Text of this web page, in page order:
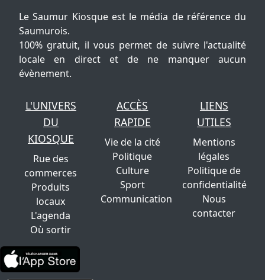
Le Saumur Kiosque est le média de référence du
Saumurois.
100% gratuit, il vous permet de suivre l'actualité
locale en direct et de ne manquer aucun
évènement.
L'UNIVERS
DU
KIOSQUE
Rue des
commerces
Produits
locaux
L'agenda
Où sortir
ACCÈS
RAPIDE
Vie de la cité
Politique
Culture
Sport
Communication
LIENS
UTILES
Mentions
légales
Politique de
confidentialité
Nous
contacter